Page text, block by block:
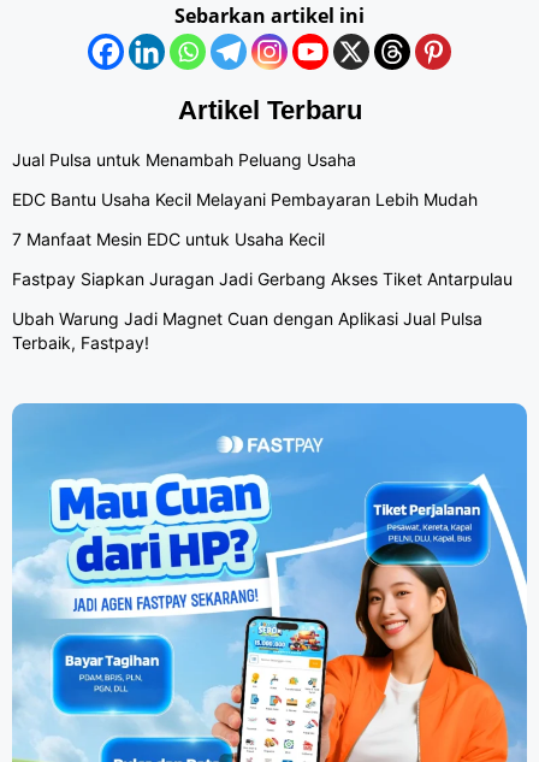
Sebarkan artikel ini
Artikel Terbaru
Jual Pulsa untuk Menambah Peluang Usaha
EDC Bantu Usaha Kecil Melayani Pembayaran Lebih Mudah
7 Manfaat Mesin EDC untuk Usaha Kecil
Fastpay Siapkan Juragan Jadi Gerbang Akses Tiket Antarpulau
Ubah Warung Jadi Magnet Cuan dengan Aplikasi Jual Pulsa
Terbaik, Fastpay!